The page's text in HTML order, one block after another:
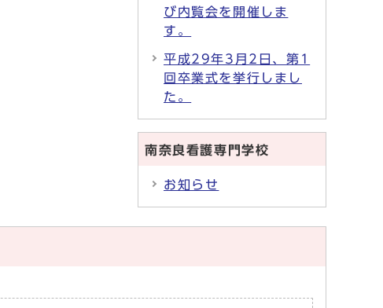
び内覧会を開催しま
す。
平成29年3月2日、第1
回卒業式を挙行しまし
た。
南奈良看護専門学校
お知らせ